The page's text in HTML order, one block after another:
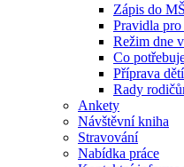
Zápis do MŠ
Pravidla
Režim dne
Co
Příprava
Rady
Ankety
Návštěvní kniha
Stravování
Nabídka práce